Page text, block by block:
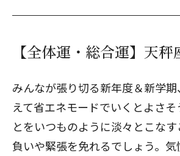
【全体運・総合運】天
みんなが張り切る新年度＆新学
えて省エネモードでいくとよさそ
とをいつものように淡々とこな
負いや緊張を免れるでしょう。